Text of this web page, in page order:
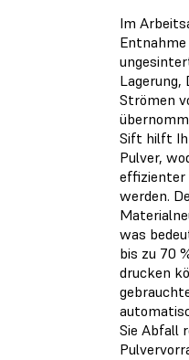
Im
Entnahme
Lagerung,
Strömen
Sift hilft
Pulver,
effizienter
werden.
was
bis zu 70
drucken
Sie Abfall